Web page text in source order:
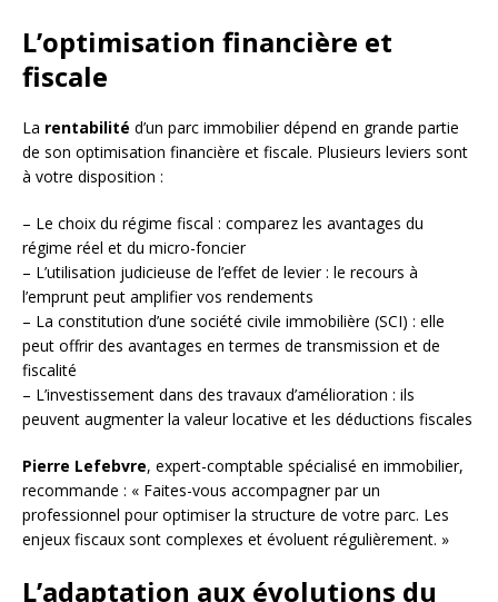
L’optimisation financière et
fiscale
La rentabilité d’un parc immobilier dépend en grande partie
de son optimisation financière et fiscale. Plusieurs leviers sont
à votre disposition :
– Le choix du régime fiscal : comparez les avantages du
régime réel et du micro-foncier
– L’utilisation judicieuse de l’effet de levier : le recours à
l’emprunt peut amplifier vos rendements
– La constitution d’une société civile immobilière (SCI) : elle
peut offrir des avantages en termes de transmission et de
fiscalité
– L’investissement dans des travaux d’amélioration : ils
peuvent augmenter la valeur locative et les déductions fiscales
Pierre Lefebvre, expert-comptable spécialisé en immobilier,
recommande : « Faites-vous accompagner par un
professionnel pour optimiser la structure de votre parc. Les
enjeux fiscaux sont complexes et évoluent régulièrement. »
L’adaptation aux évolutions du